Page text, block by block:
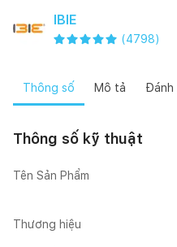
IBIE
(4798)
Thông số Mô tả Đánh
Thông số kỹ thuật
Tên Sản Phẩm
Thương hiệu